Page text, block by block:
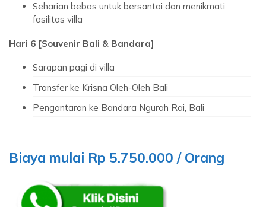
Seharian bebas untuk bersantai dan menikmati
fasilitas villa
Hari 6 [Souvenir Bali & Bandara]
Sarapan pagi di villa
Transfer ke Krisna Oleh-Oleh Bali
Pengantaran ke Bandara Ngurah Rai, Bali
Biaya mulai Rp 5.750.000 / Orang